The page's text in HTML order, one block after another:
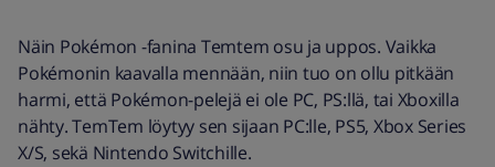
Näin Pokémon -fanina Temtem osu ja uppos. Vaikka
Pokémonin kaavalla mennään, niin tuo on ollu pitkään
harmi, että Pokémon-pelejä ei ole PC, PS:llä, tai Xboxilla
nähty. TemTem löytyy sen sijaan PC:lle, PS5, Xbox Series
X/S, sekä Nintendo Switchille.